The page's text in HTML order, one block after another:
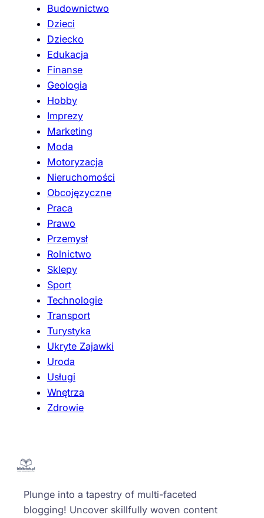
Budownictwo
Dzieci
Dziecko
Edukacja
Finanse
Geologia
Hobby
Imprezy
Marketing
Moda
Motoryzacja
Nieruchomości
Obcojęzyczne
Praca
Prawo
Przemysł
Rolnictwo
Sklepy
Sport
Technologie
Transport
Turystyka
Ukryte Zajawki
Uroda
Usługi
Wnętrza
Zdrowie
Plunge into a tapestry of multi-faceted
blogging! Uncover skillfully woven content